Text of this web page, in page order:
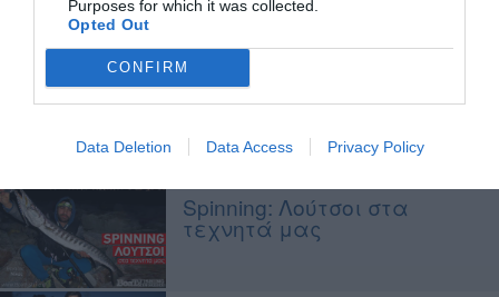
Purposes for which it was collected.
Opted Out
CONFIRM
Data Deletion Data Access Privacy Policy
στους δύσκολους βυθούς
Ψάρεμα Spinning: Τα ψάρια
Spinning: Λούτσοι στα
τεχνητά μας